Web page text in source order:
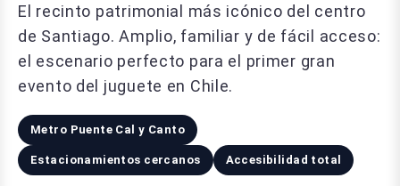
El recinto patrimonial más icónico del centro
de Santiago. Amplio, familiar y de fácil acceso:
el escenario perfecto para el primer gran
evento del juguete en Chile.
Metro Puente Cal y Canto
Estacionamientos cercanos Accesibilidad total